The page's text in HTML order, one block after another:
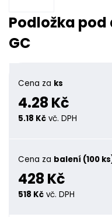
Podložka pod
GC
Cena za ks
4.28 Kč
5.18 Kč vč. DPH
Cena za balení (100
428 Kč
518 Kč vč. DPH